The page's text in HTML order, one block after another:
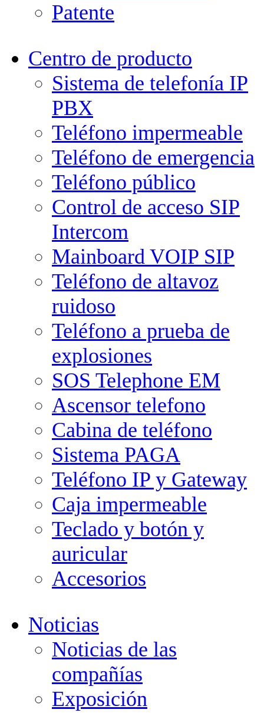
Patente
Centro de producto
Sistema de telefonía IP
PBX
Teléfono impermeable
Teléfono de emergencia
Teléfono público
Control de acceso SIP
Intercom
Mainboard VOIP SIP
Teléfono de altavoz
ruidoso
Teléfono a prueba de
explosiones
SOS Telephone EM
Ascensor telefono
Cabina de teléfono
Sistema PAGA
Teléfono IP y Gateway
Caja impermeable
Teclado y botón y
auricular
Accesorios
Noticias
Noticias de las
compañías
Exposición